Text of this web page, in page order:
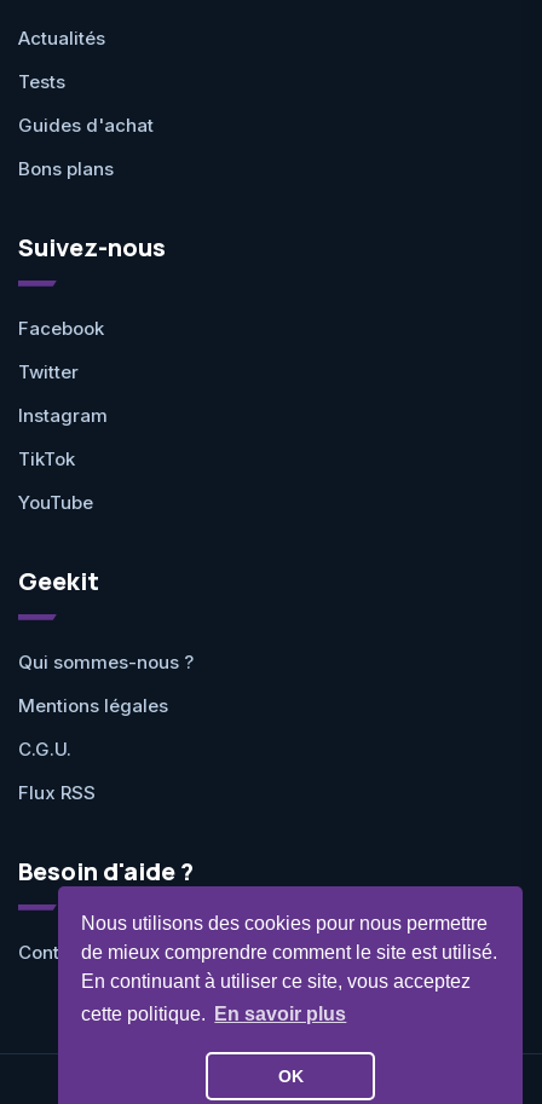
Nous utilisons des cookies pour nous permettre
de mieux comprendre comment le site est utilisé.
En continuant à utiliser ce site, vous acceptez
cette politique.
En savoir plus
OK
Actualités
Tests
Guides d'achat
Bons plans
Suivez-nous
Facebook
Twitter
Instagram
TikTok
YouTube
Geekit
Qui sommes-nous ?
Mentions légales
C.G.U.
Flux RSS
Besoin d'aide ?
Contactez-nous
©Geekit 2026 - Tous droits réservés